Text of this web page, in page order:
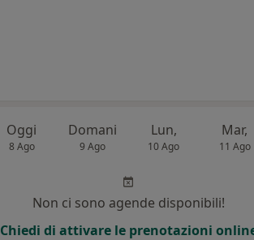
Oggi
8 Ago
Domani
9 Ago
Lun,
10 Ago
Mar,
11 Ago
Non ci sono agende disponibili!
Chiedi di attivare le prenotazioni